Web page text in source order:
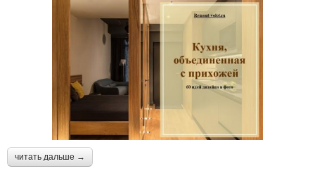
читать дальше →